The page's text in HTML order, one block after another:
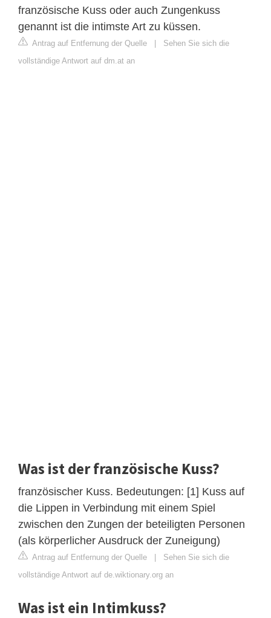
französische Kuss oder auch Zungenkuss
genannt ist die intimste Art zu küssen.
Antrag auf Entfernung der Quelle | Sehen Sie sich die
vollständige Antwort auf dm.at an
Was ist der französische Kuss?
französischer Kuss. Bedeutungen: [1] Kuss auf
die Lippen in Verbindung mit einem Spiel
zwischen den Zungen der beteiligten Personen
(als körperlicher Ausdruck der Zuneigung)
Antrag auf Entfernung der Quelle | Sehen Sie sich die
vollständige Antwort auf de.wiktionary.org an
Was ist ein Intimkuss?